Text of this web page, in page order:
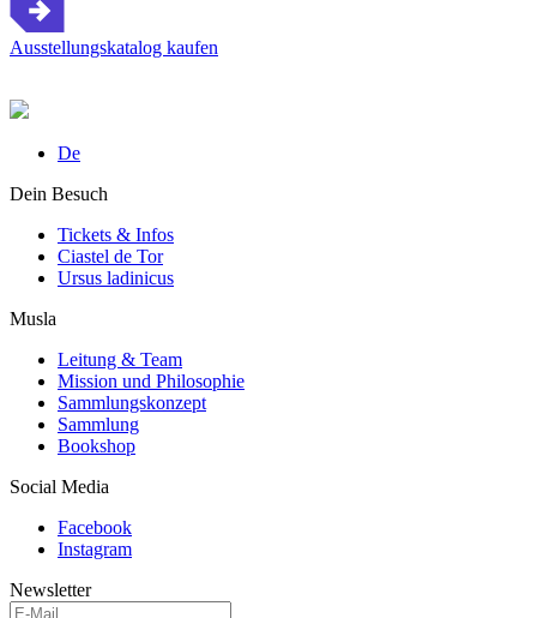
Ausstellungskatalog kaufen
De
Dein Besuch
Tickets & Infos
Ciastel de Tor
Ursus ladinicus
Musla
Leitung & Team
Mission und Philosophie
Sammlungskonzept
Sammlung
Bookshop
Social Media
Facebook
Instagram
Newsletter